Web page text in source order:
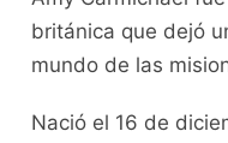
británica que dejó
mundo de las
Nació el 16 de